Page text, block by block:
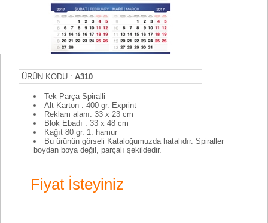
ÜRÜN KODU : A310
Tek Parça Spiralli
Alt Karton : 400 gr. Exprint
Reklam alanı: 33 x 23 cm
Blok Ebadı : 33 x 48 cm
Kağıt 80 gr. 1. hamur
Bu ürünün görseli Kataloğumuzda hatalıdır. Spiraller
boydan boya değil, parçalı şekildedir.
Fiyat İsteyiniz